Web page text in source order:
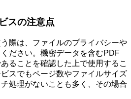
スの注意点
際は、ファイルのプライバシーや
ださい。機密データを含むPDF
ることを確認した上で使用するこ
スでもページ数やファイルサイズ
処理がないことも多く、その場合